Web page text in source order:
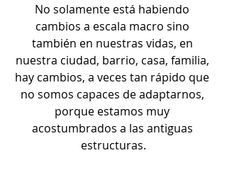
No solamente está habiendo
cambios a escala macro sino
también en nuestras vidas, en
nuestra ciudad, barrio, casa, familia,
hay cambios, a veces tan rápido que
no somos capaces de adaptarnos,
porque estamos muy
acostumbrados a las antiguas
estructuras.